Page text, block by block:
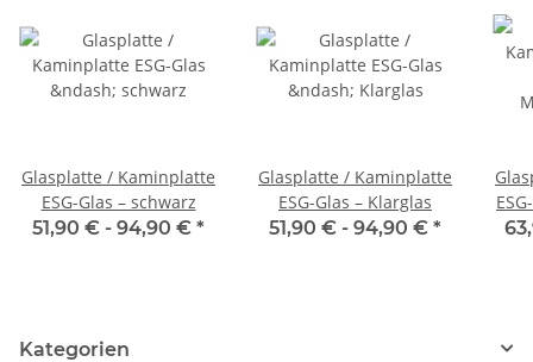
Glasplatte / Kaminplatte
ESG-Glas – schwarz
51,90 € - 94,90 € *
Glasplatte / Kaminplatte
ESG-Glas – Klarglas
51,90 € - 94,90 € *
Kategorien